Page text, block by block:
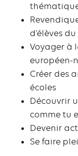
d’élèves
Voyager à
européen-
Créer des
écoles
Découvrir
comme tu
Devenir
Se faire